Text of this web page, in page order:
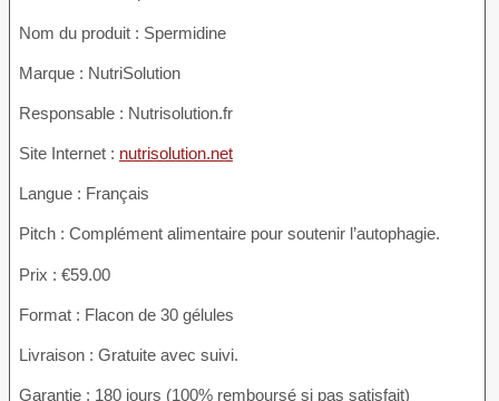
Nom du produit : Spermidine
Marque : NutriSolution
Responsable : Nutrisolution.fr
Site Internet : nutrisolution.net
Langue : Français
Pitch : Complément alimentaire pour soutenir l’autophagie.
Prix : €59.00
Format : Flacon de 30 gélules
Livraison : Gratuite avec suivi.
Garantie : 180 jours (100% remboursé si pas satisfait)